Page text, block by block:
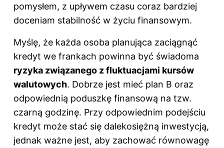
pomysłem, z upływem czasu coraz bardziej
doceniam stabilność w życiu finansowym.
Myślę, że każda osoba planująca zaciągnąć
kredyt we frankach powinna być świadoma
ryzyka związanego z fluktuacjami kursów
walutowych. Dobrze jest mieć plan B oraz
odpowiednią poduszkę finansową na tzw.
czarną godzinę. Przy odpowiednim podejściu
kredyt może stać się dalekosiężną inwestycją,
jednak ważne jest, aby zachować równowagę